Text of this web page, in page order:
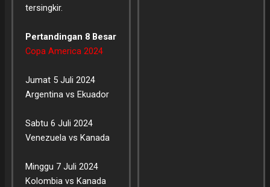
tersingkir.
Pertandingan 8 Besar
Copa America 2024
Jumat 5 Juli 2024
Argentina vs Ekuador
Sabtu 6 Juli 2024
Venezuela vs Kanada
Minggu 7 Juli 2024
Kolombia vs Kanada